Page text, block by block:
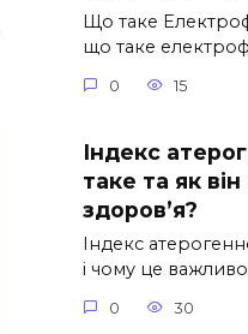
Що таке
що таке
0 15
Індекс
таке та як
здоров’я?
Індекс
і чому це важливо
0 30